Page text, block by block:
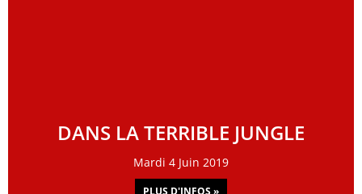
DANS LA TERRIBLE JUNGLE
Mardi 4 Juin 2019
PLUS D'INFOS »